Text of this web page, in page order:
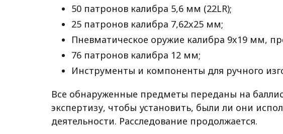
50 патронов калибра 5,6 мм (22LR);
25 патронов калибра 7,62x25 мм;
Пневматическое оружие калибра 9x19 мм,
76 патронов калибра 12 мм;
Инструменты и компоненты для ручного
Все обнаруженные предметы переданы на
экспертизу, чтобы установить, были ли они
деятельности. Расследование продолжается.